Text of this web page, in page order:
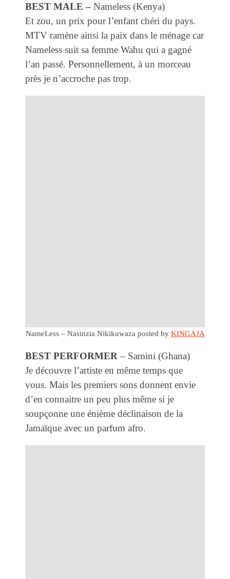
BEST MALE – Nameless (Kenya)
Et zou, un prix pour l’enfant chéri du pays.
MTV ramène ainsi la paix dans le ménage car
Nameless suit sa femme Wahu qui a gagné
l’an passé. Personnellement, à un morceau
près je n’accroche pas trop.
NameLess – Nasinzia Nikikuwaza posted by KINGAJA
BEST PERFORMER – Samini (Ghana)
Je découvre l’artiste en même temps que
vous. Mais les premiers sons donnent envie
d’en connaitre un peu plus même si je
soupçonne une énième déclinaison de la
Jamaïque avec un parfum afro.